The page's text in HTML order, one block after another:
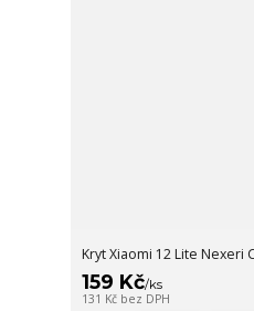
Kryt Xiaomi 12 Lite Nexeri
159 Kč/ks
131 Kč bez DPH